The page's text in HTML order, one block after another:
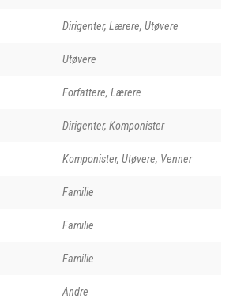
Dirigenter, Lærere, Utøvere
Utøvere
Forfattere, Lærere
Dirigenter, Komponister
Komponister, Utøvere, Venner
Familie
Familie
Familie
Andre